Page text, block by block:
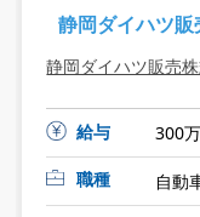
静岡ダイハツ
静岡ダイハツ販売
給与
300
職種
自動